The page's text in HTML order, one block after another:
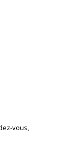
vous,